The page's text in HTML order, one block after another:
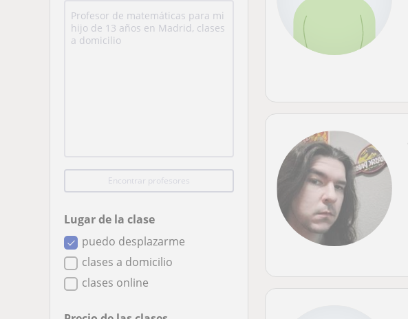
Encontrar profesores
Lugar de la clase
puedo desplazarme
clases a domicilio
clases online